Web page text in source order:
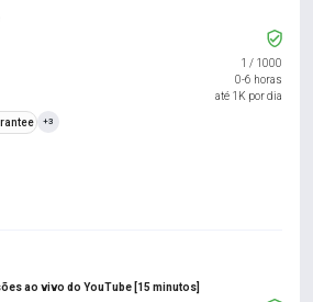
1 / 1000
0-6 horas
até 1K por dia
+3
ao vivo do YouTube [15 minutos]